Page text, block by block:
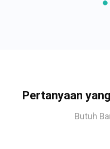
Pertanyaan
Butuh